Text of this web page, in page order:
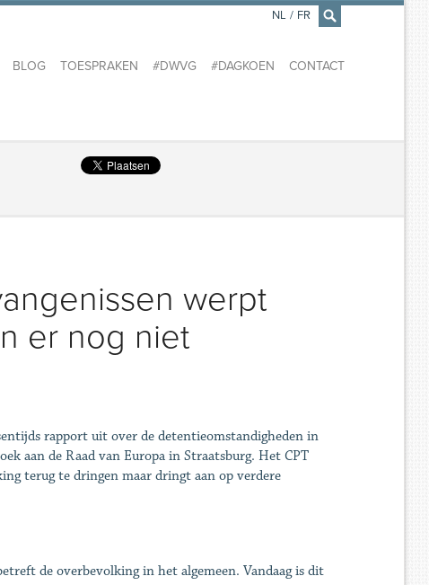
×
BLOG TOESPRAKEN #DWVG #DAGKOEN CONTACT
NL / FR
werpt
er nog niet
rapport uit over de detentieomstandigheden in
aan de Raad van Europa in Straatsburg. Het CPT
terug te dringen maar dringt aan op verdere
de overbevolking in het algemeen. Vandaag is dit